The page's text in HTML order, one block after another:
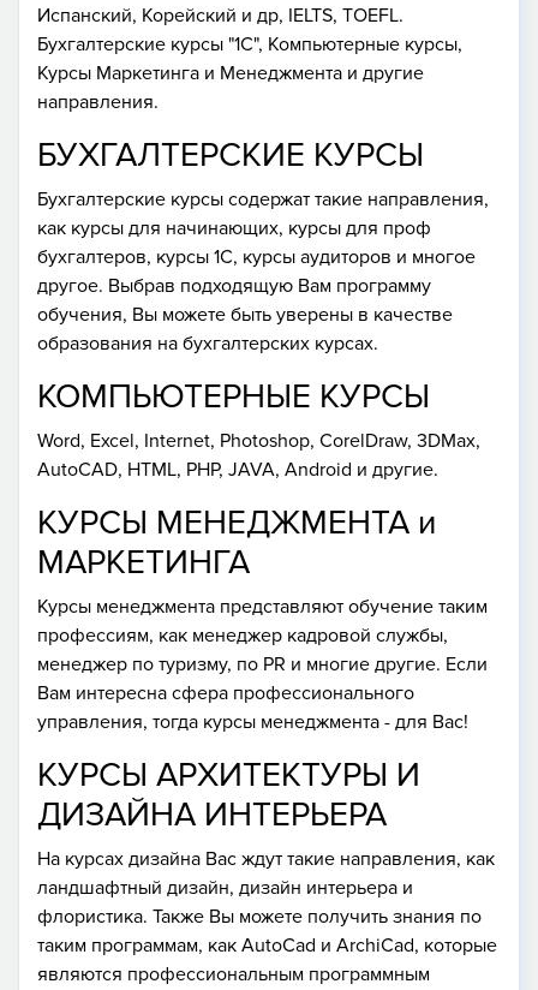
Испанский, Корейский и др, IELTS, TOEFL.
Бухгалтерские курсы "1С", Компьютерные курсы,
Курсы Маркетинга и Менеджмента и другие
направления.
БУХГАЛТЕРСКИЕ КУРСЫ
Бухгалтерские курсы содержат такие направления,
как курсы для начинающих, курсы для проф
бухгалтеров, курсы 1С, курсы аудиторов и многое
другое. Выбрав подходящую Вам программу
обучения, Вы можете быть уверены в качестве
образования на бухгалтерских курсах.
КОМПЬЮТЕРНЫЕ КУРСЫ
Word, Excel, Internet, Photoshop, CorelDraw, 3DMax,
AutoCAD, HTML, PHP, JAVA, Android и другие.
КУРСЫ МЕНЕДЖМЕНТА и
МАРКЕТИНГА
Курсы менеджмента представляют обучение таким
профессиям, как менеджер кадровой службы,
менеджер по туризму, по PR и многие другие. Если
Вам интересна сфера профессионального
управления, тогда курсы менеджмента - для Вас!
КУРСЫ АРХИТЕКТУРЫ И
ДИЗАЙНА ИНТЕРЬЕРА
На курсах дизайна Вас ждут такие направления, как
ландшафтный дизайн, дизайн интерьера и
флористика. Также Вы можете получить знания по
таким программам, как AutoCad и ArchiCad, которые
являются профессиональным программным